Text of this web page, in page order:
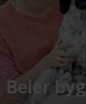
Beier